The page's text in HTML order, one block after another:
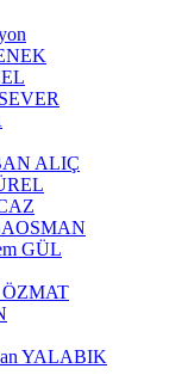
ALIÇ
GÜL
ÖZMAT
YALABIK